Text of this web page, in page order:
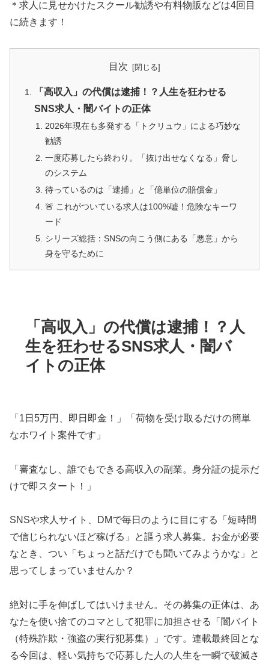
＊求人に見せかけたスクール勧誘や有料物販などは4回目
に続きます！
目次
「高収入」の代償は逮捕！？人生を狂わせる
SNS求人・闇バイトの正体
2026年現在も多発する「トクリュウ」による巧妙な
勧誘
一度応募したら終わり。「抜け出せなくなる」脅し
のシステム
待っているのは「逮捕」と「億単位の賠償金」
🚨 これがついている求人は100%嘘！危険なキーワ
ード
シリーズ総括：SNSの向こう側にある「悪意」から
身を守るために
「高収入」の代償は逮捕！？人
生を狂わせるSNS求人・闇バ
イトの正体
「1日5万円、即日即金！」「荷物を受け取るだけの簡単
なホワイト案件です」
「審査なし、誰でもできる高収入の副業。身分証の提示だ
けで即スタート！」
SNSや求人サイト、DMで毎日のように目にする「短時間
で信じられないほど稼げる」と謳う求人募集。お金が必要
なとき、つい「ちょっと話だけでも聞いてみようかな」と
思ってしまっていませんか？
絶対に手を伸ばしてはいけません。その募集の正体は、あ
なたを使い捨てのコマとして犯罪に加担させる「闇バイト
（特殊詐欺・強盗の実行犯募集）」です。連載最終回とな
る今回は、軽い気持ちで応募した人の人生を一瞬で破滅さ